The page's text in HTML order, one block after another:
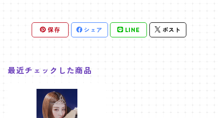
保存 シェア LINE ポスト
最近チェックした商品